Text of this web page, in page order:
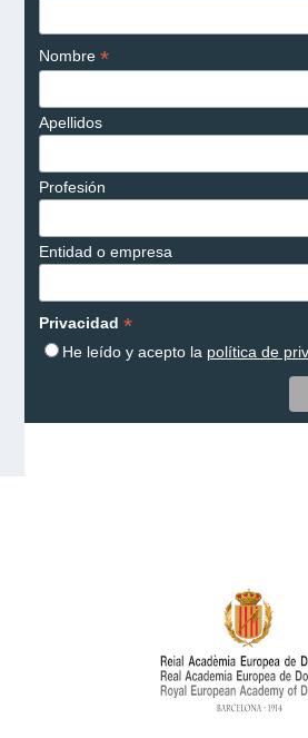
Nombre *
Apellidos
Profesión
Entidad o empresa
Privacidad *
He leído y acepto la política de